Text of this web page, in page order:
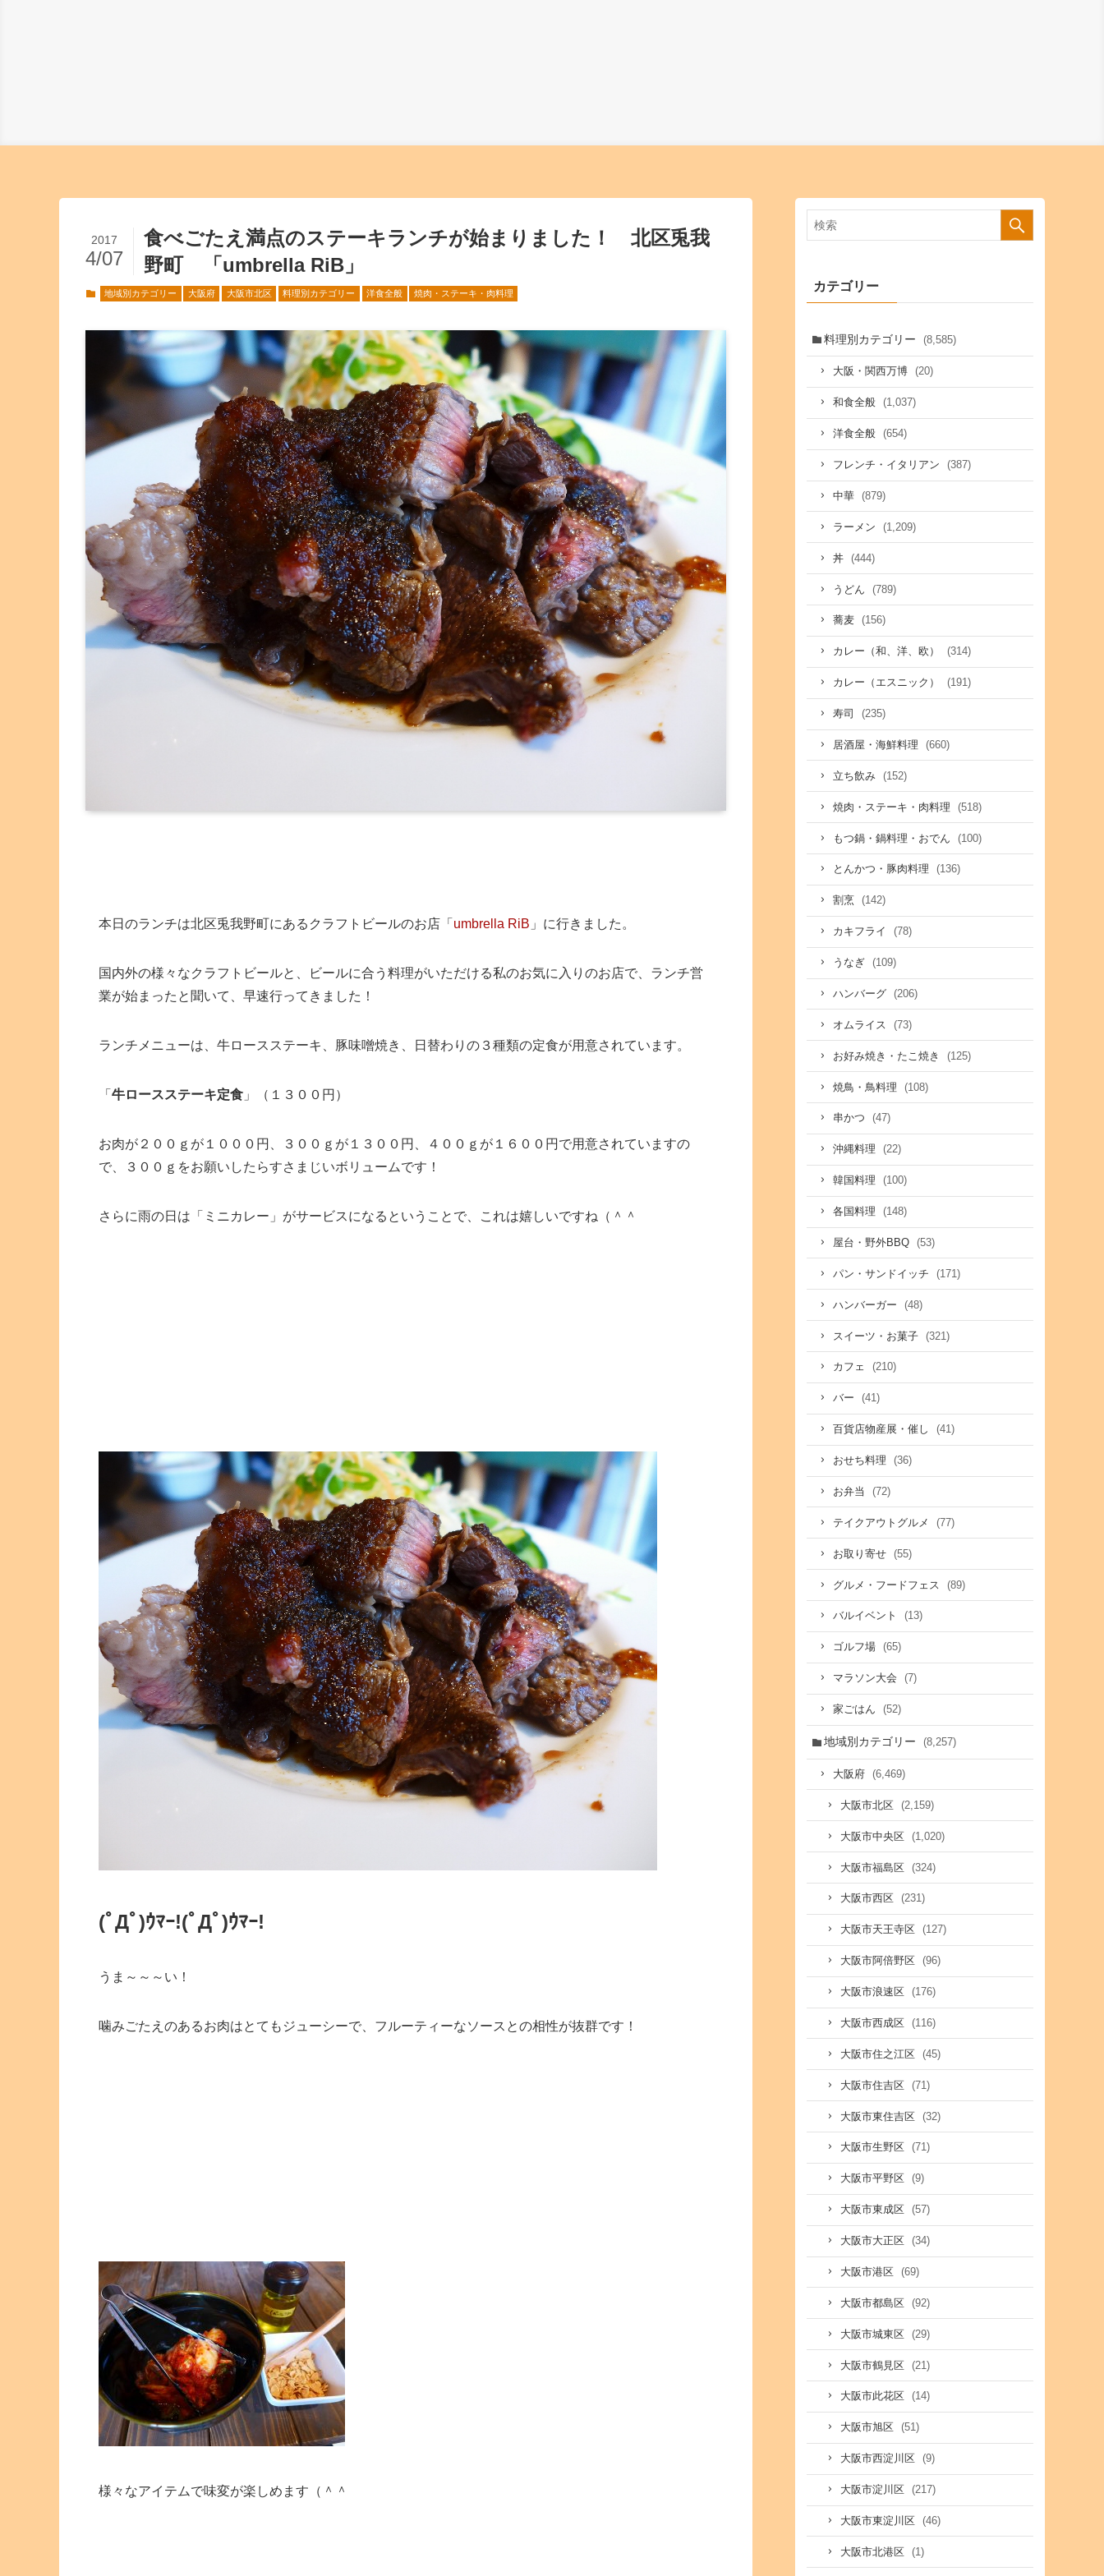
食べごたえ満点のステーキランチが始まりました！ 北区兎我
野町 「umbrella RiB」
2017
4/07
地域別カテゴリー 大阪府 大阪市北区 料理別カテゴリー 洋食全般 焼肉・ステーキ・肉料理
本日のランチは北区兎我野町にあるクラフトビールのお店「 umbrella RiB 」に行きました。
国内外の様々なクラフトビールと、ビールに合う料理がいただける私のお気に入りのお店で、ランチ営
業が始まったと聞いて、早速行ってきました！
ランチメニューは、牛ロースステーキ、豚味噌焼き、日替わりの３種類の定食が用意されています。
「 牛ロースステーキ定食 」（１３００円）
お肉が２００ｇが１０００円、３００ｇが１３００円、４００ｇが１６００円で用意されていますの
で、３００ｇをお願いしたらすさまじいボリュームです！
さらに雨の日は「ミニカレー」がサービスになるということで、これは嬉しいですね（＾＾
(ﾟДﾟ)ｳﾏｰ!(ﾟДﾟ)ｳﾏｰ!
うま～～～い！
噛みごたえのあるお肉はとてもジューシーで、フルーティーなソースとの相性が抜群です！
様々なアイテムで味変が楽しめます（＾＾
カテゴリー
料理別カテゴリー (8,585)
大阪・関西万博 (20)
和食全般 (1,037)
洋食全般 (654)
フレンチ・イタリアン (387)
中華 (879)
ラーメン (1,209)
丼 (444)
うどん (789)
蕎麦 (156)
カレー（和、洋、欧） (314)
カレー（エスニック） (191)
寿司 (235)
居酒屋・海鮮料理 (660)
立ち飲み (152)
焼肉・ステーキ・肉料理 (518)
もつ鍋・鍋料理・おでん (100)
とんかつ・豚肉料理 (136)
割烹 (142)
カキフライ (78)
うなぎ (109)
ハンバーグ (206)
オムライス (73)
お好み焼き・たこ焼き (125)
焼鳥・鳥料理 (108)
串かつ (47)
沖縄料理 (22)
韓国料理 (100)
各国料理 (148)
屋台・野外BBQ (53)
パン・サンドイッチ (171)
ハンバーガー (48)
スイーツ・お菓子 (321)
カフェ (210)
バー (41)
百貨店物産展・催し (41)
おせち料理 (36)
お弁当 (72)
テイクアウトグルメ (77)
お取り寄せ (55)
グルメ・フードフェス (89)
バルイベント (13)
ゴルフ場 (65)
マラソン大会 (7)
家ごはん (52)
地域別カテゴリー (8,257)
大阪府 (6,469)
大阪市北区 (2,159)
大阪市中央区 (1,020)
大阪市福島区 (324)
大阪市西区 (231)
大阪市天王寺区 (127)
大阪市阿倍野区 (96)
大阪市浪速区 (176)
大阪市西成区 (116)
大阪市住之江区 (45)
大阪市住吉区 (71)
大阪市東住吉区 (32)
大阪市生野区 (71)
大阪市平野区 (9)
大阪市東成区 (57)
大阪市大正区 (34)
大阪市港区 (69)
大阪市都島区 (92)
大阪市城東区 (29)
大阪市鶴見区 (21)
大阪市此花区 (14)
大阪市旭区 (51)
大阪市西淀川区 (9)
大阪市淀川区 (217)
大阪市東淀川区 (46)
大阪市北港区 (1)